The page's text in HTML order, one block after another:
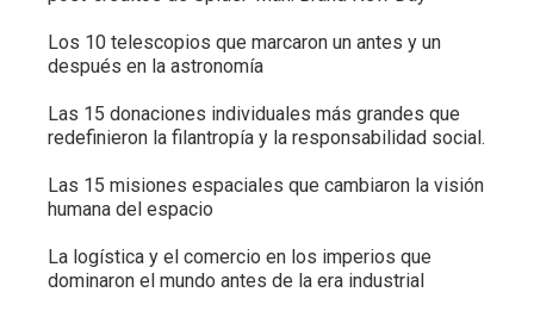
Los 10 telescopios que marcaron un antes y un
después en la astronomía
Las 15 donaciones individuales más grandes que
redefinieron la filantropía y la responsabilidad social.
Las 15 misiones espaciales que cambiaron la visión
humana del espacio
La logística y el comercio en los imperios que
dominaron el mundo antes de la era industrial